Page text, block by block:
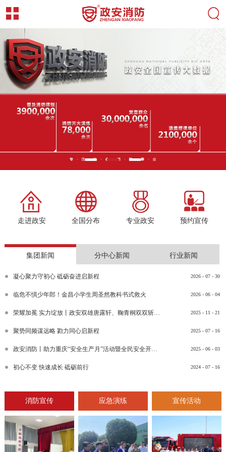
走进政安 全国分布 专业政安 预约宣传
集团新闻 分中心新闻 行业新闻
2026 - 07 - 30
凝心聚力守初心 砥砺奋进启新程
2026 - 06 - 04
临危不惧少年郎！金昌小学生周圣然教科书式救火
2025 - 11 - 21
荣耀加冕 实力绽放丨政安双雄唐露轩、鞠青桐双双斩获“渝消蓝盾讲师团金牌讲师”比武竞赛决赛大奖
2025 - 07 - 16
聚势同频谋远略 勠力同心启新程
2025 - 06 - 03
政安消防丨助力重庆“安全生产月”活动暨全民安全开放日活动
2024 - 07 - 16
初心不变 快速成长 砥砺前行
消防宣传 应急演练 宣传活动